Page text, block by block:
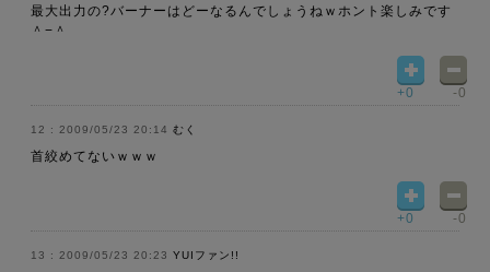
最大出力の?バーナーはどーなるんでしょうねｗホント楽しみです
＾−＾
+0 -0
2009/05/23 20:14 むく
首絞めてないｗｗｗ
+0 -0
2009/05/23 20:23 YUIファン!!